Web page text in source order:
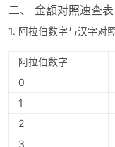
二、 金额对照速查表
1. 阿拉伯数字与汉字对
阿拉伯数字
0
1
2
3